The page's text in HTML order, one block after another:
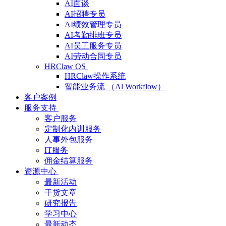
AI面谈
AI招聘专员
AI绩效管理专员
AI考勤排班专员
AI员工服务专员
AI劳动合同专员
HRClaw OS
HRClaw操作系统
智能业务流 （Al Workflow）
客户案例
服务支持
客户服务
定制化内训服务
人事外包服务
IT服务
佣金结算服务
资源中心
最新活动
干货文章
研究报告
学习中心